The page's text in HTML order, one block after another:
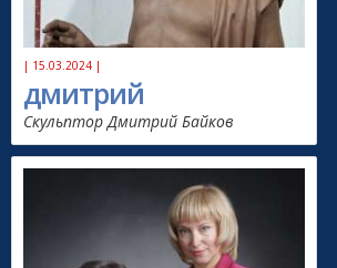
| 15.03.2024 |
дмитрий
Скульптор Дмитрий Байков